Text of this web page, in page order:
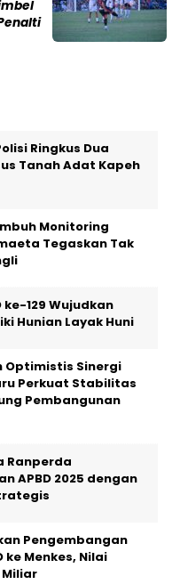
Ringkus Dua
Tanah Adat Kapeh
Monitoring
Tegaskan Tak
ke-129 Wujudkan
Hunian Layak Huni
Optimistis Sinergi
Perkuat Stabilitas
Pembangunan
Ranperda
APBD 2025 dengan
Pengembangan
ke Menkes, Nilai
Miliar